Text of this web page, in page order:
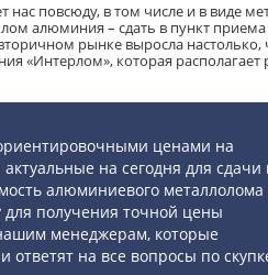
повсюду, в том числе и в виде
алюминия – сдать в пункт
рынке выросла настолько,
«Интерлом», которая
ценами на
на сегодня для сдачи
алюминиевого металлолома
для получения точной цены
менеджерам, которые
ответят на все вопросы по